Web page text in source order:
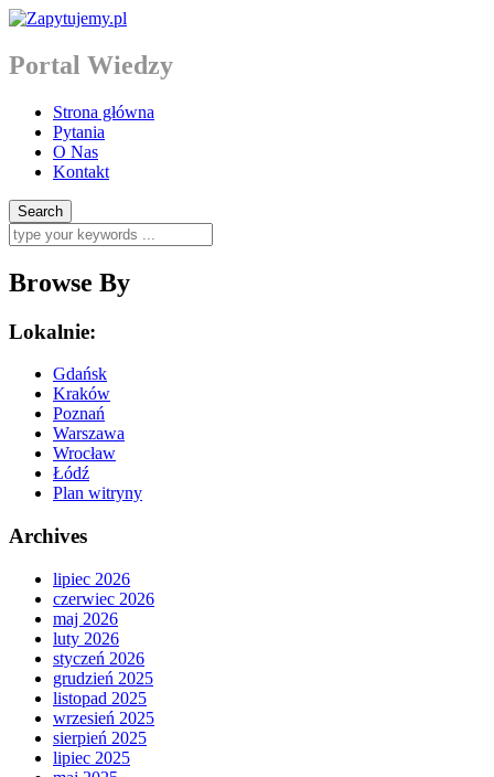
Portal Wiedzy
Strona główna
Pytania
O Nas
Kontakt
Browse By
Lokalnie:
Gdańsk
Kraków
Poznań
Warszawa
Wrocław
Łódź
Plan witryny
Archives
lipiec 2026
czerwiec 2026
maj 2026
luty 2026
styczeń 2026
grudzień 2025
listopad 2025
wrzesień 2025
sierpień 2025
lipiec 2025